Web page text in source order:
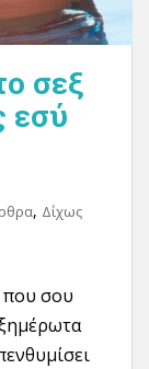
σεξ
εσύ
, Δίχως
που σου